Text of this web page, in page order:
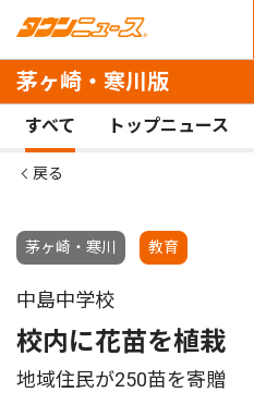
茅ヶ崎・寒川版
すべて トップニュース
戻る
茅ヶ崎・寒川 教育
中島中学校
校内に花苗を植栽
地域住民が250苗を寄贈